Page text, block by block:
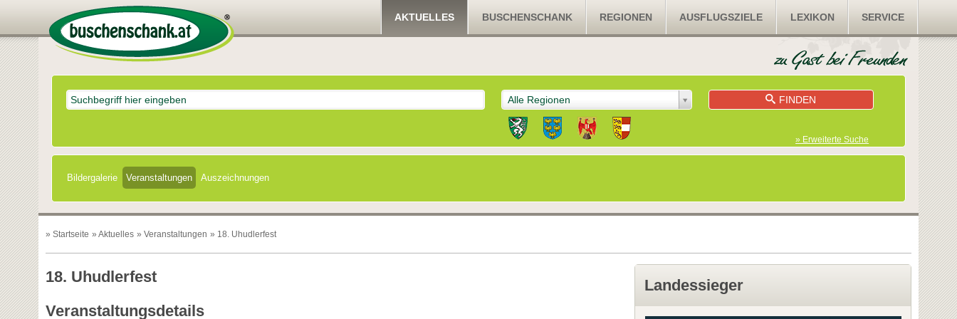
AKTUELLES BUSCHENSCHANK REGIONEN AUSFLUGSZIELE LEXIKON SERVICE
Alle Regionen FINDEN
» Erweiterte Suche
Bildergalerie Veranstaltungen Auszeichnungen
» Startseite » Aktuelles » Veranstaltungen » 18. Uhudlerfest
18. Uhudlerfest
Veranstaltungsdetails
Landessieger